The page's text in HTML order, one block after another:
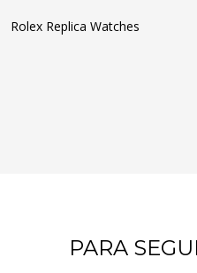
Rolex Replica Watches
PARA